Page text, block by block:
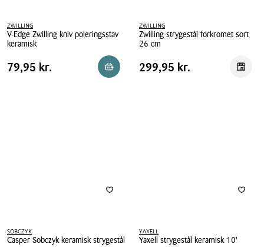
ZWILLING
V-Edge Zwilling kniv poleringsstav
keramisk
V-
Edge
Pris
Pris 79,95 kr.
79,95 kr. Læg i kurv
ZWILLING
Zwilling strygestål forkromet sort
26 cm
Zwilling
strygestål
Pris
Pris 299,95 kr.
299,95 kr.
SOBCZYK
Casper Sobczyk keramisk strygestål
YAXELL
Yaxell strygestål keramisk 10'